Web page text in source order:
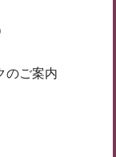
のご案内